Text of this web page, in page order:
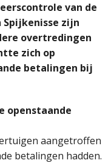
van de
zijn
overtredingen
zich op
betalingen bij
openstaande
aangetroffen
betalingen hadden.